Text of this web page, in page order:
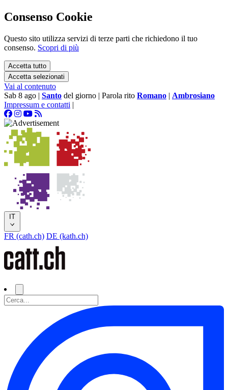
Consenso Cookie
Questo sito utilizza servizi di terze parti che richiedono il tuo
consenso. Scopri di più
Accetta tutto
Accetta selezionati
Vai al contenuto
Sab 8 ago | Santo del giorno | Parola rito Romano | Ambrosiano
Impressum e contatti |
IT
FR (cath.ch) DE (kath.ch)